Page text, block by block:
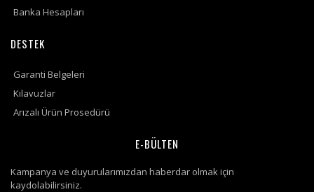
Banka Hesapları
DESTEK
Garanti Belgeleri
Kılavuzlar
Arızalı Ürün Prosedürü
E-BÜLTEN
Kampanya ve duyurularımızdan haberdar olmak için
kaydolabilirsiniz.